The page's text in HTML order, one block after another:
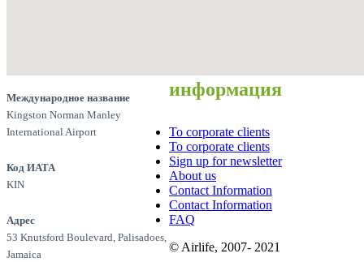
Международное название
Kingston Norman Manley
International Airport
Код ИАТА
KIN
Адрес
53 Knutsford Boulevard, Palisadoes,
Jamaica
информация
To corporate clients
To corporate clients
Sign up for newsletter
About us
Contact Information
Contact Information
FAQ
© Airlife, 2007- 2021